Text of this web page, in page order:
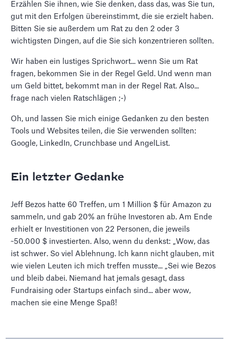
Erzählen Sie ihnen, wie Sie denken, dass das, was Sie tun,
gut mit den Erfolgen übereinstimmt, die sie erzielt haben.
Bitten Sie sie außerdem um Rat zu den 2 oder 3
wichtigsten Dingen, auf die Sie sich konzentrieren sollten.
Wir haben ein lustiges Sprichwort... wenn Sie um Rat
fragen, bekommen Sie in der Regel Geld. Und wenn man
um Geld bittet, bekommt man in der Regel Rat. Also...
frage nach vielen Ratschlägen ;-)
Oh, und lassen Sie mich einige Gedanken zu den besten
Tools und Websites teilen, die Sie verwenden sollten:
Google, LinkedIn, Crunchbase und AngelList.
Ein letzter Gedanke
Jeff Bezos hatte 60 Treffen, um 1 Million $ für Amazon zu
sammeln, und gab 20% an frühe Investoren ab. Am Ende
erhielt er Investitionen von 22 Personen, die jeweils
~50.000 $ investierten. Also, wenn du denkst: „Wow, das
ist schwer. So viel Ablehnung. Ich kann nicht glauben, mit
wie vielen Leuten ich mich treffen musste... „Sei wie Bezos
und bleib dabei. Niemand hat jemals gesagt, dass
Fundraising oder Startups einfach sind... aber wow,
machen sie eine Menge Spaß!